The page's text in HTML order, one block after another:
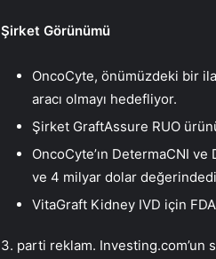
Şirket Görünümü
OncoCyte, önümüzdeki bir
aracı olmayı hedefliyor.
Şirket GraftAssure RUO
OncoCyte’ın DetermaCNI
ve 4 milyar dolar
VitaGraft Kidney IVD için
3. parti reklam. Investing.com’un